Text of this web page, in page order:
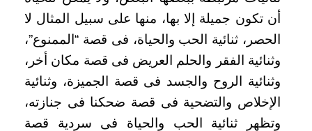
أن تكون جميلة إلا بها، منها على سبيل المثال لا
الحصر، ثنائية الحب والحياة، فى قصة “الممنوع”،
وثنائية الفقر والحلم العريض فى قصة مكان أخر،
وثنائية الروح والجسد فى قصة الجميزة، وثنائية
الإخلاص والتضحية فى قصة ضحكنا فى جنازته،
وتظهر ثنائية الحب والحياة فى سردية قصة